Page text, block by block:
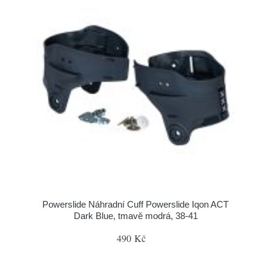
Powerslide Náhradní Cuff Powerslide Iqon ACT
Dark Blue, tmavě modrá, 38-41
490 Kč